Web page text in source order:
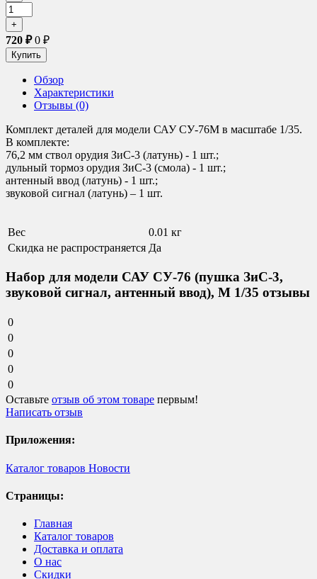
720 ₽0 ₽
Обзор
Характеристики
Отзывы (0)
Комплект деталей для модели САУ СУ-76М в масштабе 1/35.
В комплекте:
76,2 мм ствол орудия ЗиС-3 (латунь) - 1 шт.;
дульный тормоз орудия ЗиС-3 (смола) - 1 шт.;
антенный ввод (латунь) - 1 шт.;
звуковой сигнал (латунь) – 1 шт.
Вес
0.01 кг
Скидка не распространяется Да
Набор для модели САУ СУ-76 (пушка ЗиС-3,
звуковой сигнал, антенный ввод), М 1/35 отзывы
0
0
0
0
0
Оставьте отзыв об этом товаре первым!
Написать отзыв
Приложения:
Каталог товаров Новости
Страницы:
Главная
Каталог товаров
Доставка и оплата
О нас
Скидки